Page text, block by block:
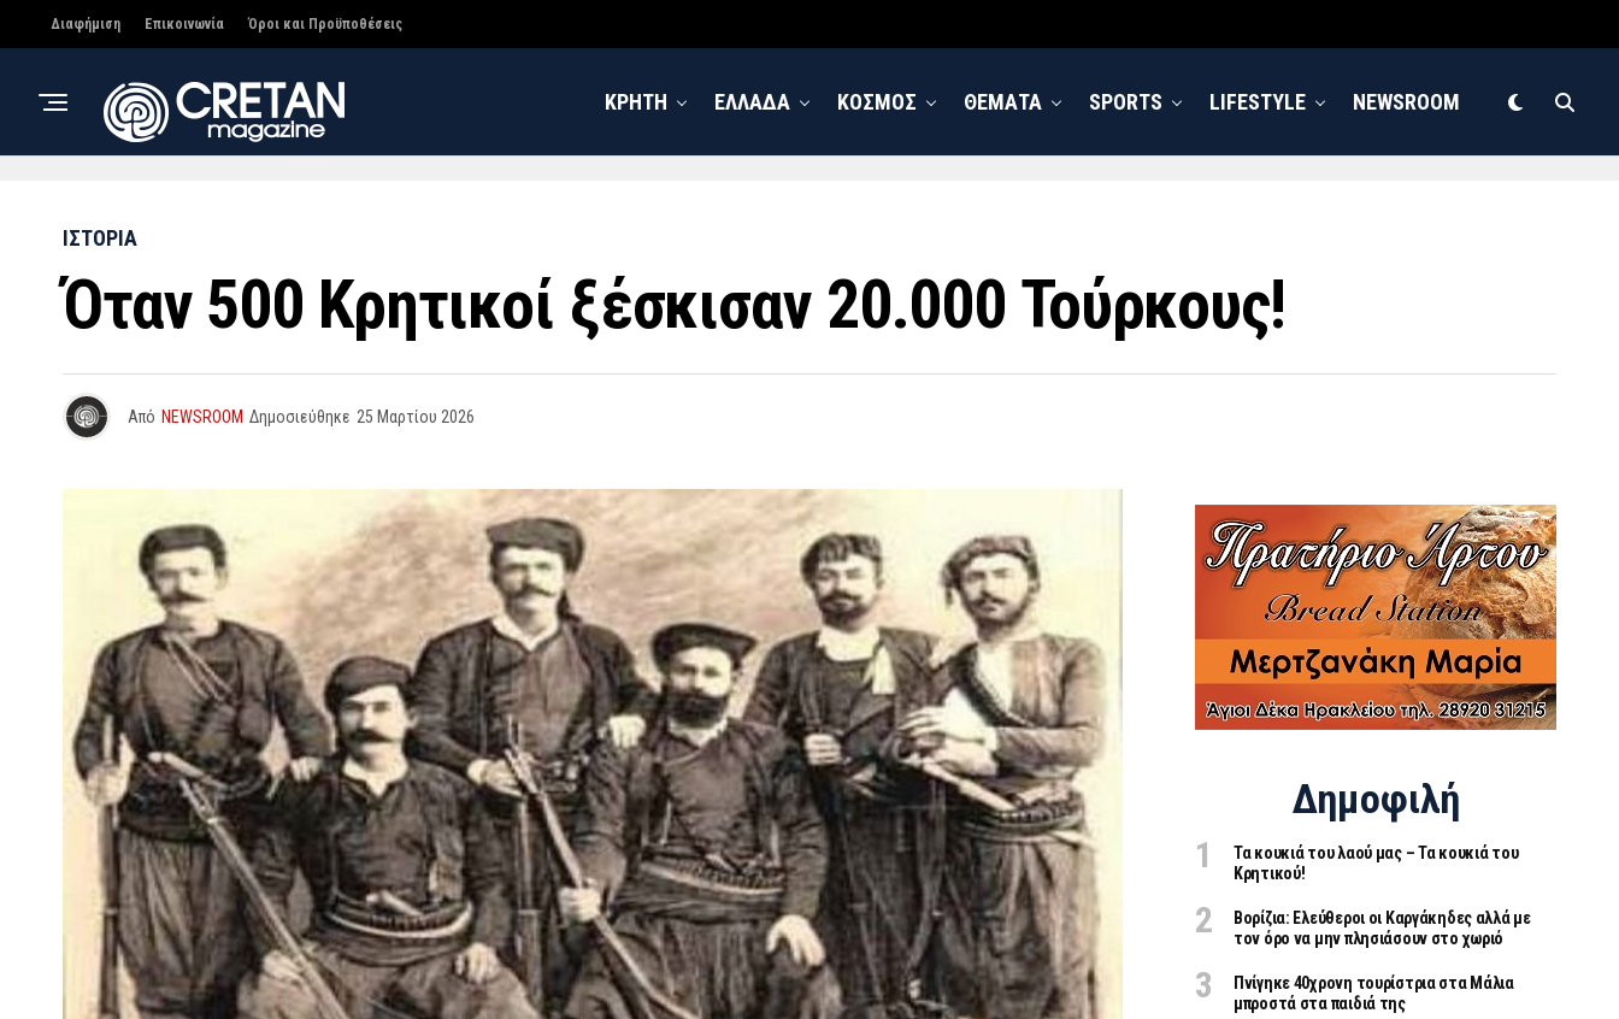
Διαφήμιση Επικοινωνία Όροι και Προϋποθέσεις
ΚΡΗΤΗ ΕΛΛΑΔΑ ΚΟΣΜΟΣ ΘΕΜΑΤΑ SPORTS LIFESTYLE NEWSROOM
ΙΣΤΟΡΙΑ
Όταν 500 Κρητικοί ξέσκισαν 20.000 Τούρκους!
Από NEWSROOM Δημοσιεύθηκε 25 Μαρτίου 2026
Δημοφιλή
Τα κουκιά του λαού μας – Τα κουκιά του
Κρητικού!
Βορίζια: Ελεύθεροι οι Καργάκηδες αλλά με
τον όρο να μην πλησιάσουν στο χωριό
Πνίγηκε 40χρονη τουρίστρια στα Μάλια
μπροστά στα παιδιά της